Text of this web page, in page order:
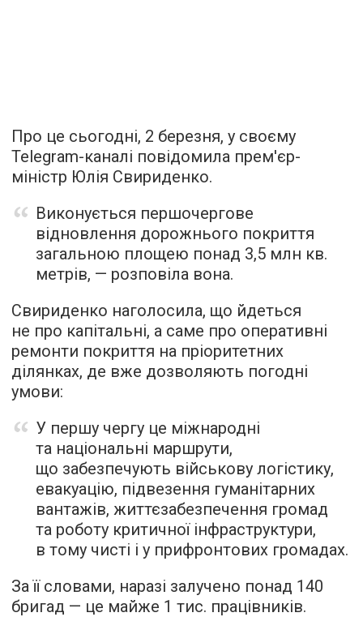
Про це сьогодні, 2 березня, у своєму
Telegram-каналі повідомила прем'єр-
міністр Юлія Свириденко.
Виконується першочергове
відновлення дорожнього покриття
загальною площею понад 3,5 млн кв.
метрів, — розповіла вона.
Свириденко наголосила, що йдеться
не про капітальні, а саме про оперативні
ремонти покриття на пріоритетних
ділянках, де вже дозволяють погодні
умови:
У першу чергу це міжнародні
та національні маршрути,
що забезпечують військову логістику,
евакуацію, підвезення гуманітарних
вантажів, життєзабезпечення громад
та роботу критичної інфраструктури,
в тому чисті і у прифронтових громадах.
За її словами, наразі залучено понад 140
бригад — це майже 1 тис. працівників.